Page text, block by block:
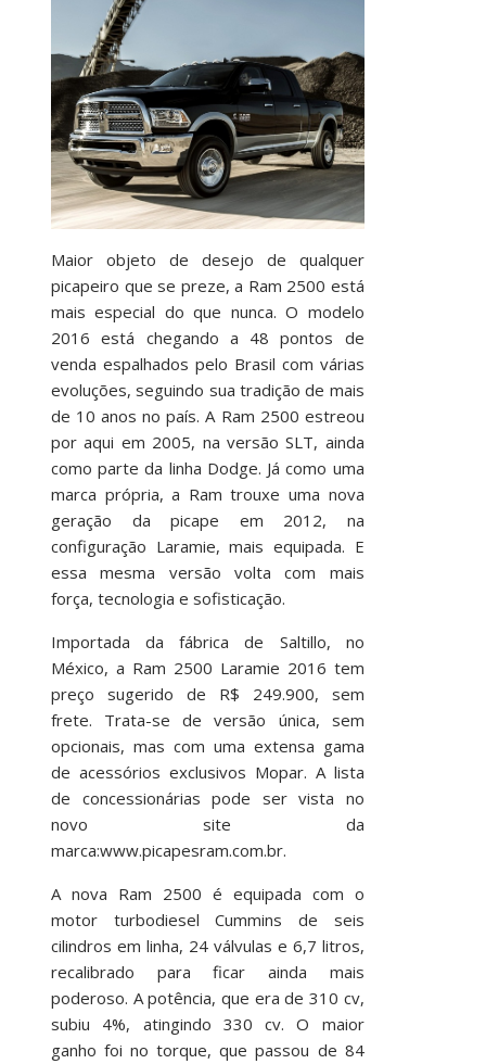
Maior objeto de desejo de qualquer
picapeiro que se preze, a Ram 2500 está
mais especial do que nunca. O modelo
2016 está chegando a 48 pontos de
venda espalhados pelo Brasil com várias
evoluções, seguindo sua tradição de mais
de 10 anos no país. A Ram 2500 estreou
por aqui em 2005, na versão SLT, ainda
como parte da linha Dodge. Já como uma
marca própria, a Ram trouxe uma nova
geração da picape em 2012, na
configuração Laramie, mais equipada. E
essa mesma versão volta com mais
força, tecnologia e sofisticação.
Importada da fábrica de Saltillo, no
México, a Ram 2500 Laramie 2016 tem
preço sugerido de R$ 249.900, sem
frete. Trata-se de versão única, sem
opcionais, mas com uma extensa gama
de acessórios exclusivos Mopar. A lista
de concessionárias pode ser vista no
novo site da
marca:www.picapesram.com.br.
A nova Ram 2500 é equipada com o
motor turbodiesel Cummins de seis
cilindros em linha, 24 válvulas e 6,7 litros,
recalibrado para ficar ainda mais
poderoso. A potência, que era de 310 cv,
subiu 4%, atingindo 330 cv. O maior
ganho foi no torque, que passou de 84